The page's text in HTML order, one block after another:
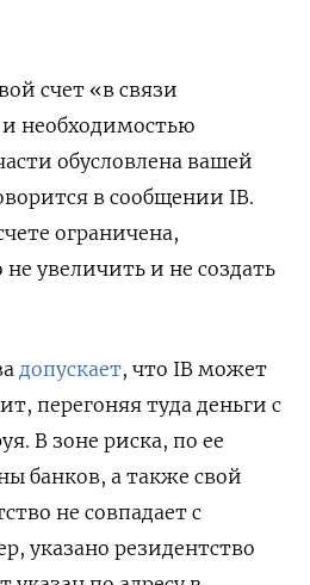
счет «в связи
необходимостью
обусловлена вашей
в сообщении IB.
ограничена,
увеличить и не создать
допускает, что IB может
перегоняя туда деньги с
В зоне риска, по ее
банков, а также свой
не совпадает с
указано резидентство